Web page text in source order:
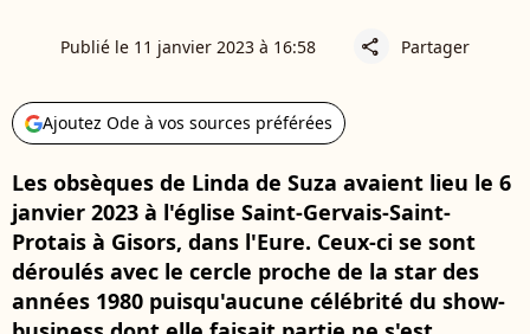
Publié le 11 janvier 2023 à 16:58 share Partager
Ajoutez Ode à vos sources préférées
Les obsèques de Linda de Suza avaient lieu le 6
janvier 2023 à l'église Saint-Gervais-Saint-
Protais à Gisors, dans l'Eure. Ceux-ci se sont
déroulés avec le cercle proche de la star des
années 1980 puisqu'aucune célébrité du show-